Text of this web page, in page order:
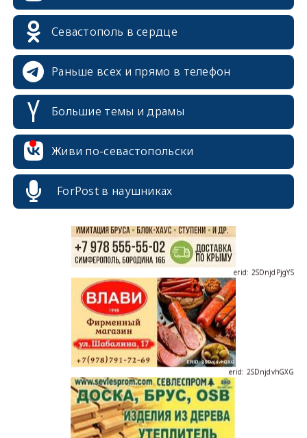
Севастополь в сердце
Раньше всех и прямо в телефон
Большие темы и драмы
Живи по-севастопольски
ForPost в наушниках
erid: 2SDnjcrDNw6
erid: 2SDnjdPjgYS
erid: 2SDnjdvhGXG